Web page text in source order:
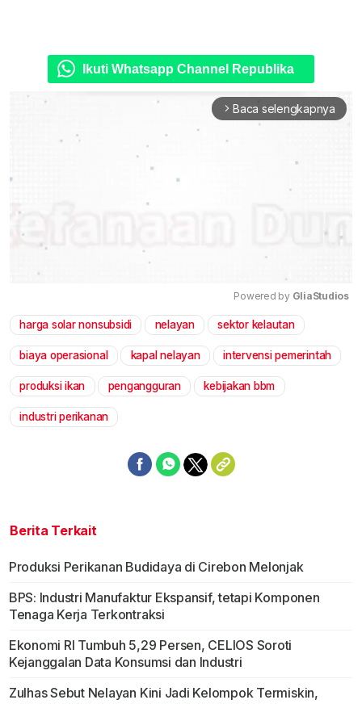
Ikuti Whatsapp Channel Republika
arrow_forward_ios Baca selengkapnya
Mute
Powered by GliaStudios
harga solar nonsubsidi nelayan sektor kelautan
biaya operasional kapal nelayan intervensi pemerintah
produksi ikan pengangguran kebijakan bbm
industri perikanan
Berita Terkait
Produksi Perikanan Budidaya di Cirebon Melonjak
BPS: Industri Manufaktur Ekspansif, tetapi Komponen
Tenaga Kerja Terkontraksi
Ekonomi RI Tumbuh 5,29 Persen, CELIOS Soroti
Kejanggalan Data Konsumsi dan Industri
Zulhas Sebut Nelayan Kini Jadi Kelompok Termiskin,